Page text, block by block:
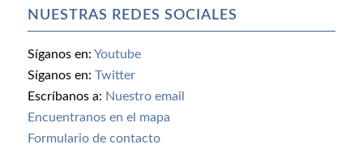
NUESTRAS REDES SOCIALES
Síganos en: Youtube
Síganos en: Twitter
Escríbanos a: Nuestro email
Encuentranos en el mapa
Formulario de contacto